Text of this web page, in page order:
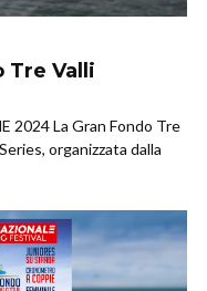
Tre Valli
2024 La Gran Fondo Tre
organizzata dalla